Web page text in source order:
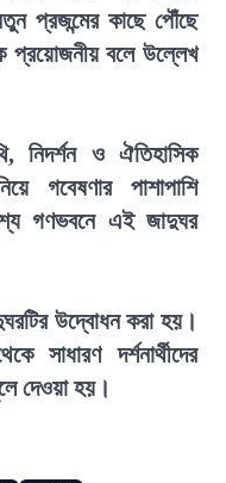
প্রজন্মের কাছে পৌঁছে
প্রয়োজনীয় বলে উল্লেখ
নিদর্শন ও ঐতিহাসিক
গবেষণার পাশাপাশি
গণভবনে এই জাদুঘর
উদ্বোধন করা হয়।
সাধারণ দর্শনার্থীদের
দেওয়া হয়।